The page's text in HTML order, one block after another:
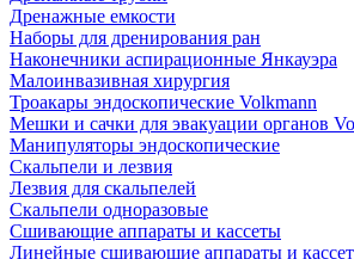
Дренажные емкости
Наборы для дренирования ран
Наконечники аспирационные Янкауэра
Малоинвазивная хирургия
Троакары эндоскопические Volkmann
Мешки и сачки для эвакуации органов
Манипуляторы эндоскопические
Скальпели и лезвия
Лезвия для скальпелей
Скальпели одноразовые
Сшивающие аппараты и кассеты
Линейные сшивающие аппараты и